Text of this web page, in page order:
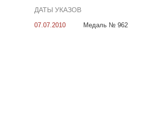
ДАТЫ УКАЗОВ
07.07.2010 Медаль № 962